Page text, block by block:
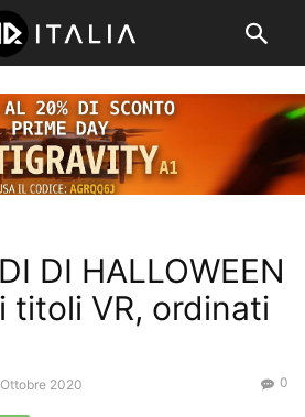
DI HALLOWEEN
titoli VR, ordinati
2020 0